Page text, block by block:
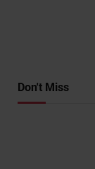
Don't Miss